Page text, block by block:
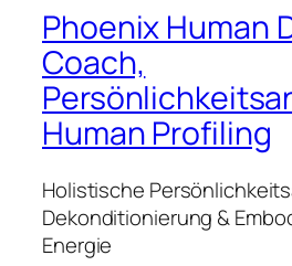
Phoenix Human
Coach,
Human Profiling
Holistische
Dekonditionierung &
Energie